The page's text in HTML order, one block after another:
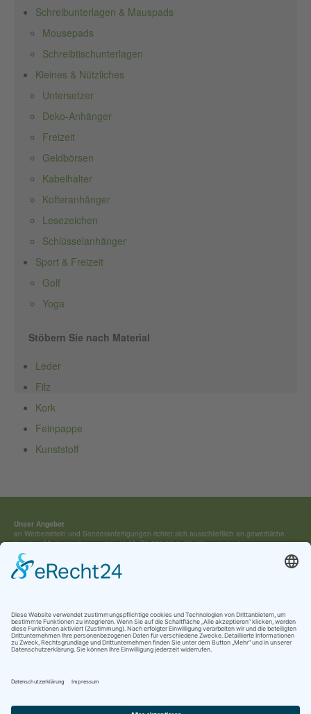
Schreibunterlagen & Mauspads
Mousepads
Schreibtischunterlagen
Kleines & Nützliches
Untersetzer
Deko-Anhänger
Freizeit
Geldbörsen
Kabelhalter
Kofferanhänger
Lesezeichen
Schlüsselanhänger
Sport & Freizeit
Golf
Yoga
Stöbern Sie nach Material
Leder
Filz
Kork
Feinpappe
Kunststoff
Unser Angebot
an Werbemitteln und Sonderan­fertigungen richtet sich ausschließ­lich an gewerbliche
Kunden. Mindestauftragswert (exkl. MwSt) 250,00 €. Wir führen keine Lagerware,
sondern fertigen jedes Werbemittel individuell für Sie an.
Kontakt:
Tel.: +49 (0) 4154 / 7 95 40-0
Erfahren Sie mehr überunsere Geschichteals traditionsreiches Familienunternehmen
und lernen Sieunsere WerteundKatalogekennen.
Kontakt